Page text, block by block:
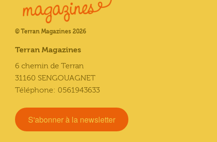
© Terran Magazines 2026
Terran Magazines
6 chemin de Terran
31160 SENGOUAGNET
Téléphone: 0561943633
S'abonner à la newsletter